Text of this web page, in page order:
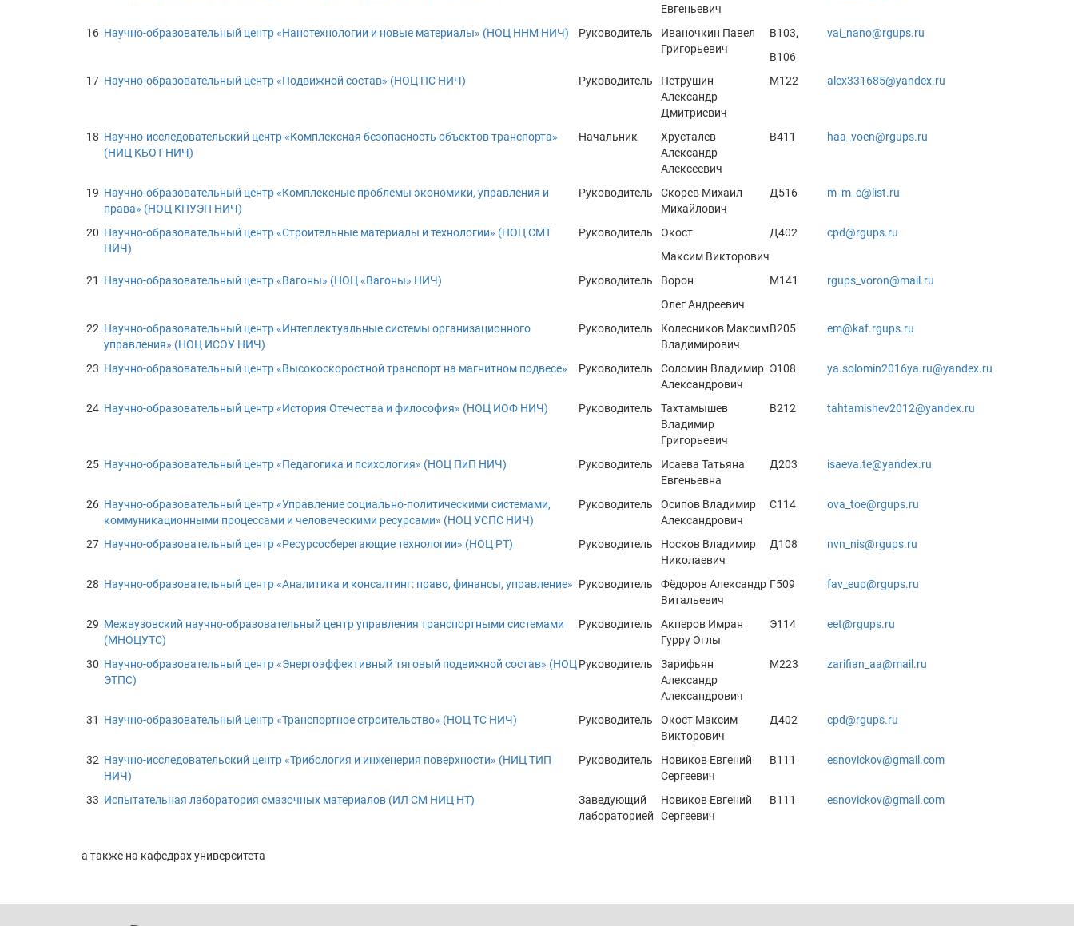
Евгеньевич
16 Научно-образовательный центр «Нанотехнологии и новые материалы» (НОЦ ННМ НИЧ) Руководитель
Иваночкин Павел
Григорьевич
В103,
В106
vai_nano@rgups.ru
17 Научно-образовательный центр «Подвижной состав» (НОЦ ПС НИЧ) Руководитель
Петрушин
Александр
Дмитриевич
М122 alex331685@yandex.ru
18 Научно-исследовательский центр «Комплексная безопасность объектов транспорта»
(НИЦ КБОТ НИЧ)
Начальник
Хрусталев
Александр
Алексеевич
В411 haa_voen@rgups.ru
19 Научно-образовательный центр «Комплексные проблемы экономики, управления и
права» (НОЦ КПУЭП НИЧ)
Руководитель
Скорев Михаил
Михайлович
Д516 m_m_c@list.ru
20 Научно-образовательный центр «Строительные материалы и технологии» (НОЦ СМТ
НИЧ)
Руководитель
Окост
Максим Викторович
Д402 cpd@rgups.ru
21 Научно-образовательный центр «Вагоны» (HОЦ «Вагоны» НИЧ) Руководитель
Ворон
Олег Андреевич
М141 rgups_voron@mail.ru
22 Научно-образовательный центр «Интеллектуальные системы организационного
управления» (НОЦ ИСОУ НИЧ)
Руководитель
Колесников Максим
Владимирович
В205 em@kaf.rgups.ru
23 Научно-образовательный центр «Высокоскоростной транспорт на магнитном подвесе» Руководитель
Соломин Владимир
Александрович
Э108 ya.solomin2016ya.ru@yandex.ru
24 Научно-образовательный центр «История Отечества и философия» (НОЦ ИОФ НИЧ) Руководитель
Тахтамышев
Владимир
Григорьевич
В212 tahtamishev2012@yandex.ru
25 Научно-образовательный центр «Педагогика и психология» (НОЦ ПиП НИЧ) Руководитель
Исаева Татьяна
Евгеньевна
Д203 isaeva.te@yandex.ru
26 Научно-образовательный центр «Управление социально-политическими системами,
коммуникационными процессами и человеческими ресурсами» (НОЦ УСПС НИЧ)
Руководитель
Осипов Владимир
Александрович
С114 ova_toe@rgups.ru
27 Научно-образовательный центр «Ресурсосберегающие технологии» (НОЦ РТ) Руководитель
Носков Владимир
Николаевич
Д108 nvn_nis@rgups.ru
28 Научно-образовательный центр «Аналитика и консалтинг: право, финансы, управление» Руководитель
Фёдоров Александр
Витальевич
Г509 fav_eup@rgups.ru
29 Межвузовский научно-образовательный центр управления транспортными системами
(МНОЦУТС)
Руководитель
Акперов Имран
Гурру Оглы
Э114 eet@rgups.ru
30 Научно-образовательный центр «Энергоэффективный тяговый подвижной состав» (НОЦ
ЭТПС)
Руководитель
Зарифьян
Александр
Александрович
М223 zarifian_aa@mail.ru
31 Научно-образовательный центр «Транспортное строительство» (НОЦ ТС НИЧ) Руководитель
Окост Максим
Викторович
Д402 cpd@rgups.ru
32 Научно-исследовательский центр «Трибология и инженерия поверхности» (НИЦ ТИП
НИЧ)
Руководитель
Новиков Евгений
Сергеевич
В111 esnovickov@gmail.com
33 Испытательная лаборатория смазочных материалов (ИЛ СМ НИЦ НТ)
Заведующий
лабораторией
Новиков Евгений
Сергеевич
В111 esnovickov@gmail.com
а также на кафедрах университета